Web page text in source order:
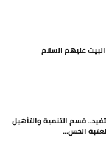
عليهم السلام
ألف مستفيد.. قسم التنمية والتأهيل
الحس...